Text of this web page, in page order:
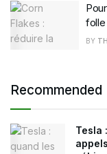
folle
BY
Recommended
Tesla